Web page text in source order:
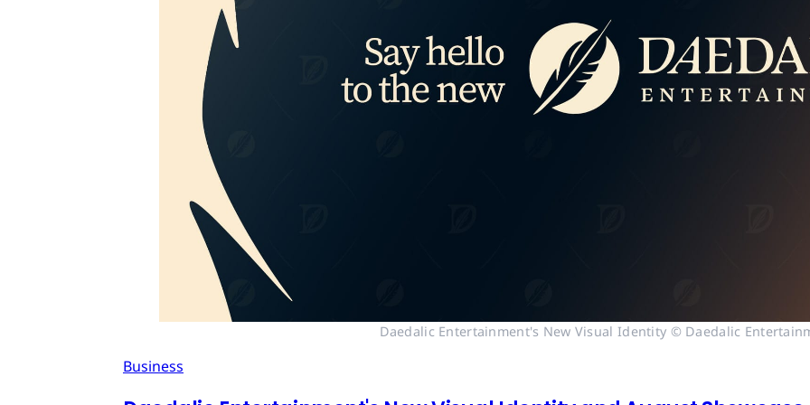
Daedalic Entertainment's New Visual Identity © Daedalic
Business